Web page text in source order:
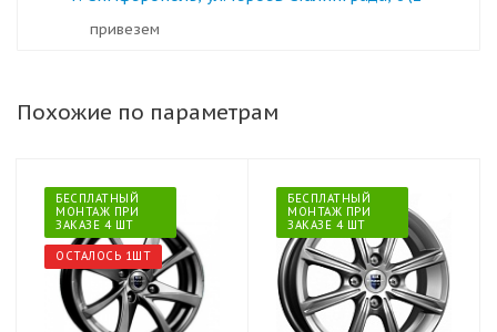
Привезем
Похожие по параметрам
БЕСПЛАТНЫЙ
МОНТАЖ ПРИ
ЗАКАЗЕ 4 ШТ
ОСТАЛОСЬ 1ШТ
БЕСПЛАТНЫЙ
МОНТАЖ ПРИ
ЗАКАЗЕ 4 ШТ